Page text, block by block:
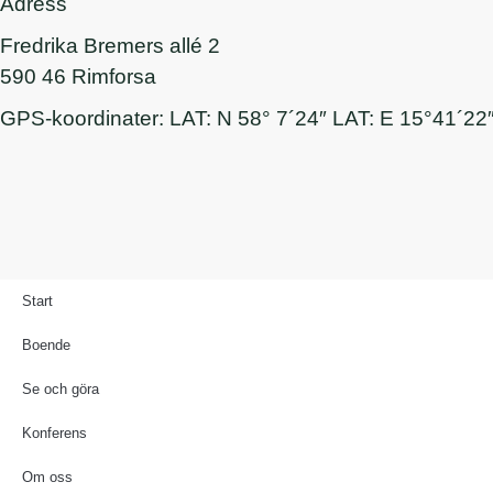
Fredrika Bremers allé 2
590 46 Rimforsa
GPS-koordinater: LAT: N 58° 7´24″ LAT: E
Start
Boende
Se och göra
Konferens
Om oss